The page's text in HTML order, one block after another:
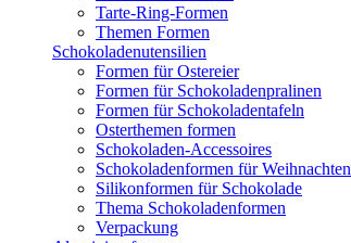
Tarte-Ring-Formen
Themen Formen
Schokoladenutensilien
Formen für Ostereier
Formen für Schokoladenpralinen
Formen für Schokoladentafeln
Osterthemen formen
Schokoladen-Accessoires
Schokoladenformen für Weihnachten
Silikonformen für Schokolade
Thema Schokoladenformen
Verpackung